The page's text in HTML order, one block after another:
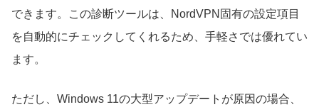
できます。この診断ツールは、NordVPN固有の設定項目
を自動的にチェックしてくれるため、手軽さでは優れてい
ます。
ただし、Windows 11の大型アップデートが原因の場合、